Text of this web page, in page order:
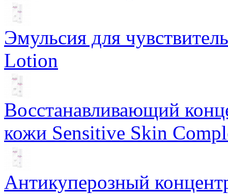
Эмульсия для
Lotion
Восстанавливающий
кожи Sensitive Skin
Антикуперозный